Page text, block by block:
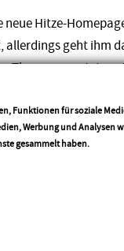
neue Hitze-
geht ihm
Thema erwartet –
einrichten?
durch
könnte die App
Funktionen für soziale
Werbung und
gesammelt haben.